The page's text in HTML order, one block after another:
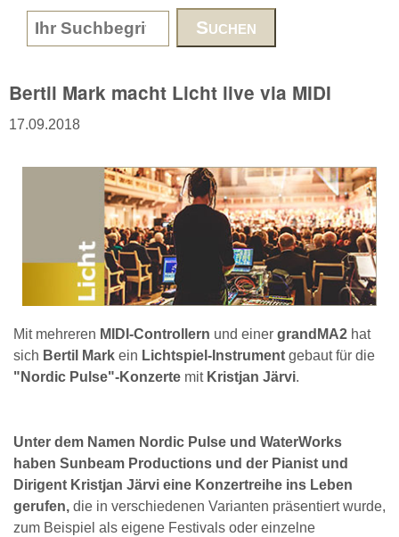
www.DieReferenz.de
Search form
Bertil Mark macht Licht live via MIDI
17.09.2018
Mit mehreren MIDI-Controllern und einer grandMA2 hat
sich Bertil Mark ein Lichtspiel-Instrument gebaut für die
"Nordic Pulse"-Konzerte mit Kristjan Järvi.
Unter dem Namen Nordic Pulse und WaterWorks
haben Sunbeam Productions und der Pianist und
Dirigent Kristjan Järvi eine Konzertreihe ins Leben
gerufen, die in verschiedenen Varianten präsentiert wurde,
zum Beispiel als eigene Festivals oder einzelne